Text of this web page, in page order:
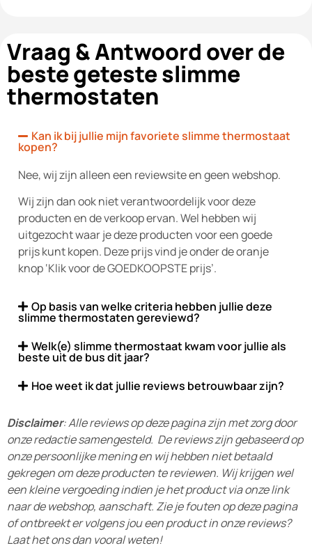
Vraag & Antwoord over de
beste geteste slimme
thermostaten
Kan ik bij jullie mijn favoriete slimme thermostaat
kopen?
Nee, wij zijn alleen een reviewsite en geen webshop.
Wij zijn dan ook niet verantwoordelijk voor deze
producten en de verkoop ervan. Wel hebben wij
uitgezocht waar je deze producten voor een goede
prijs kunt kopen. Deze prijs vind je onder de oranje
knop ‘Klik voor de GOEDKOOPSTE prijs’.
Op basis van welke criteria hebben jullie deze
slimme thermostaten gereviewd?
Welk(e) slimme thermostaat kwam voor jullie als
beste uit de bus dit jaar?
Hoe weet ik dat jullie reviews betrouwbaar zijn?
Disclaimer: Alle reviews op deze pagina zijn met zorg door
onze redactie samengesteld. De reviews zijn gebaseerd op
onze persoonlijke mening en wij hebben niet betaald
gekregen om deze producten te reviewen. Wij krijgen wel
een kleine vergoeding indien je het product via onze link
naar de webshop, aanschaft. Zie je fouten op deze pagina
of ontbreekt er volgens jou een product in onze reviews?
Laat het ons dan vooral weten!